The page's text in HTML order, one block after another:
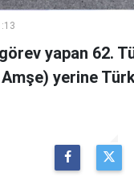
yapan 62.
yerine